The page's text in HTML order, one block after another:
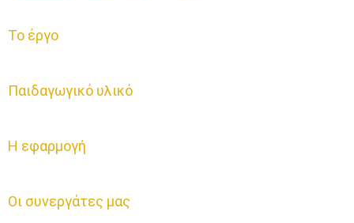
Το έργο
Παιδαγωγικό υλικό
Η εφαρμογή
Οι συνεργάτες μας